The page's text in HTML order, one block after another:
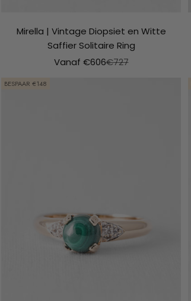
Mirella | Vintage Diopsiet en Witte
Saffier Solitaire Ring
Aanbiedingsprijs
Vanaf €606Normale prijs
€727
BESPAAR €148